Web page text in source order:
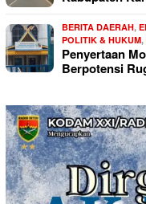
BERITA DAERAH,
POLITIK & HUKUM,
Penyertaan
Berpotensi